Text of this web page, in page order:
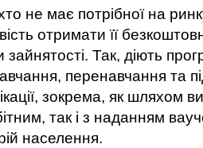
не має потрібної на
отримати її
зайнятості. Так, діють
перенавчання та
зокрема, як шляхом
так і з наданням
населення.